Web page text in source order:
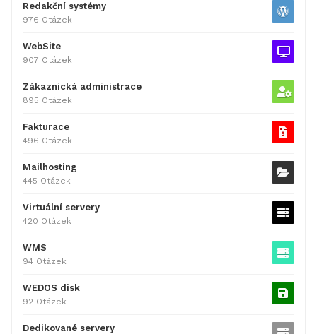
Redakční systémy
976 Otázek
WebSite
907 Otázek
Zákaznická administrace
895 Otázek
Fakturace
496 Otázek
Mailhosting
445 Otázek
Virtuální servery
420 Otázek
WMS
94 Otázek
WEDOS disk
92 Otázek
Dedikované servery